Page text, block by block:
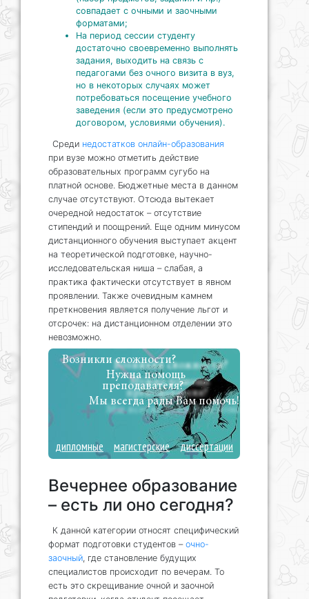
совпадает с очными и заочными
форматами;
На период сессии студенту
достаточно своевременно выполнять
задания, выходить на связь с
педагогами без очного визита в вуз,
но в некоторых случаях может
потребоваться посещение учебного
заведения (если это предусмотрено
договором, условиями обучения).
Среди недостатков онлайн-образования
при вузе можно отметить действие
образовательных программ сугубо на
платной основе. Бюджетные места в данном
случае отсутствуют. Отсюда вытекает
очередной недостаток – отсутствие
стипендий и поощрений. Еще одним минусом
дистанционного обучения выступает акцент
на теоретической подготовке, научно-
исследовательская ниша – слабая, а
практика фактически отсутствует в явном
проявлении. Также очевидным камнем
преткновения является получение льгот и
отсрочек: на дистанционном отделении это
невозможно.
Возникли сложности?
Нужна помощь
преподавателя?
Мы всегда рады Вам помочь!
дипломные магистерские диссертации
Вечернее образование
– есть ли оно сегодня?
К данной категории относят специфический
формат подготовки студентов – очно-
заочный, где становление будущих
специалистов происходит по вечерам. То
есть это скрещивание очной и заочной